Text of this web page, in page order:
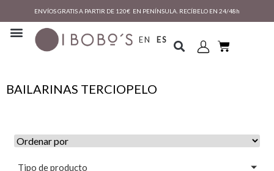
ENVÍOS GRATIS A PARTIR DE 120€ EN PENÍNSULA. RECÍBELO EN 24/48h
EN ES
BAILARINAS TERCIOPELO
Tipo de producto